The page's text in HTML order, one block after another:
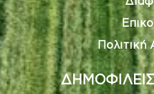
Πολιτική